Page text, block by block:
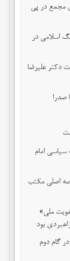
مجمع در پی
اسلامی در
دکتر علیرضا
صدرا
امام
اصلی مکتب
ملی»
بود
گام دوم